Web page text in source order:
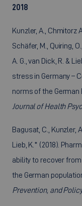
2018
Kunzler, A., Chmitorz
Schäfer, M., Quiring,
A. G., van Dick, R. &
stress in Germany –
norms of the German
Journal of Health
Bagusat, C., Kunzler,
Lieb, K.* (2018).
ability to recover
the German
Prevention, and